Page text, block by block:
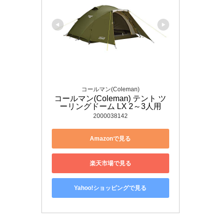
コールマン(Coleman)
コールマン(Coleman) テント ツ
ーリングドーム LX 2～3人用
2000038142
Amazonで見る
楽天市場で見る
Yahoo!ショッピングで見る